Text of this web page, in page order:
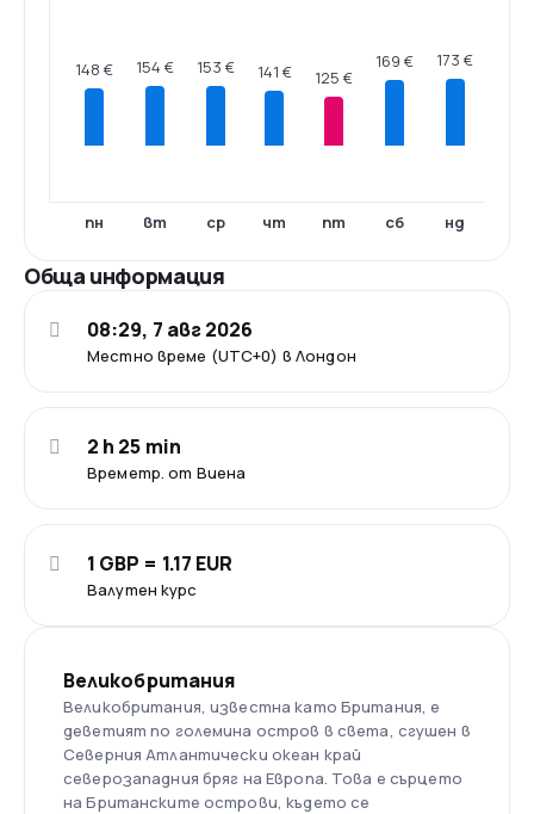
148 €
пн
154 €
вт
153 €
ср
141 €
чт
125 €
пт
169 €
сб
173 €
нд
Обща информация
Местно време (UTC+0) в Лондон
08:29, 7 авг 2026
Времетр. от Виена
2 h 25 min
Валутен курс
1 GBP = 1.17 EUR
Великобритания
Великобритания, известна като Британия, е
деветият по големина остров в света, сгушен в
Северния Атлантически океан край
северозападния бряг на Европа. Това е сърцето
на Британските острови, където се